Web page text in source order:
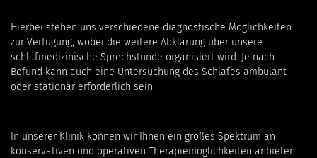
Hierbei stehen uns verschiedene diagnostische Möglichkeiten
zur Verfügung, wobei die weitere Abklärung über unsere
schlafmedizinische Sprechstunde organisiert wird. Je nach
Befund kann auch eine Untersuchung des Schlafes ambulant
oder stationär erforderlich sein.
In unserer Klinik können wir Ihnen ein großes Spektrum an
konservativen und operativen Therapiemöglichkeiten anbieten.